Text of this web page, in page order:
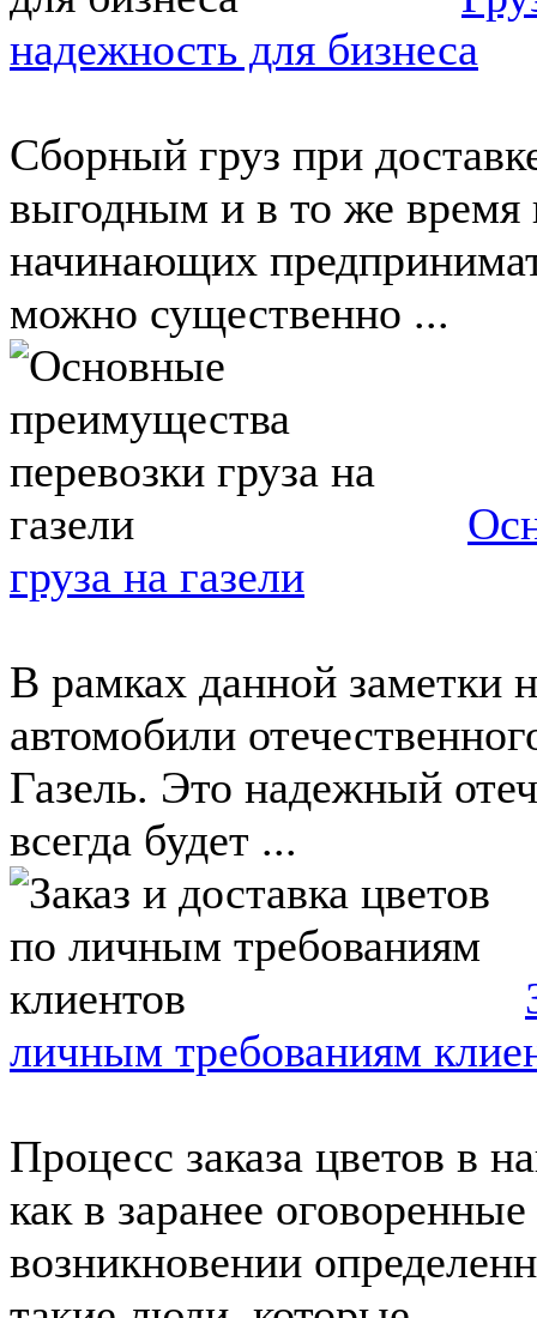
надежность для бизнеса
Сборный груз при
выгодным и в то же
начинающих
можно существенно ...
груза на газели
В рамках данной заметки
автомобили
Газель. Это надежный
всегда будет ...
личным требованиям
Процесс заказа цветов в
как в заранее
возникновении